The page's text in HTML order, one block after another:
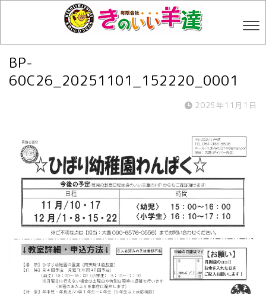
BP-
60C26_20251101_152220_0001
2025年11月1日